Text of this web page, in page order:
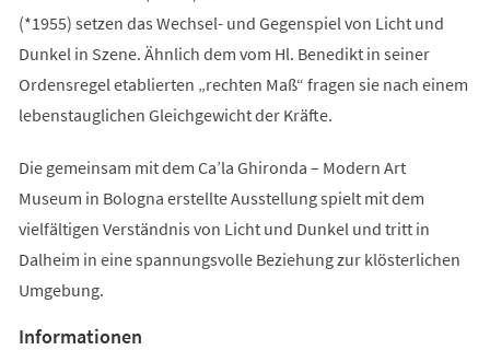
(*1955) setzen das Wechsel- und Gegenspiel von Licht und
Dunkel in Szene. Ähnlich dem vom Hl. Benedikt in seiner
Ordensregel etablierten „rechten Maß“ fragen sie nach einem
lebenstauglichen Gleichgewicht der Kräfte.
Die gemeinsam mit dem Ca’la Ghironda – Modern Art
Museum in Bologna erstellte Ausstellung spielt mit dem
vielfältigen Verständnis von Licht und Dunkel und tritt in
Dalheim in eine spannungsvolle Beziehung zur klösterlichen
Umgebung.
Informationen